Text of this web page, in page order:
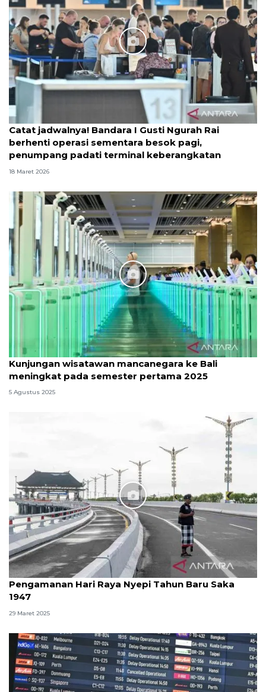
Catat jadwalnya! Bandara I Gusti Ngurah Rai
berhenti operasi sementara besok pagi,
penumpang padati terminal keberangkatan
18 Maret 2026
Kunjungan wisatawan mancanegara ke Bali
meningkat pada semester pertama 2025
5 Agustus 2025
Pengamanan Hari Raya Nyepi Tahun Baru Saka
1947
29 Maret 2025